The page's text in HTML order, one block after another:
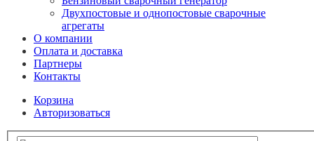
Двухпостовые и однопостовые сварочные
агрегаты
О компании
Оплата и доставка
Партнеры
Контакты
Корзина
Авторизоваться